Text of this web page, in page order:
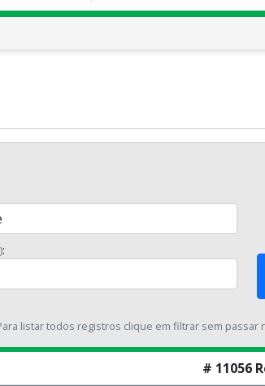
:
listar todos registros clique em filtrar sem
# 11056